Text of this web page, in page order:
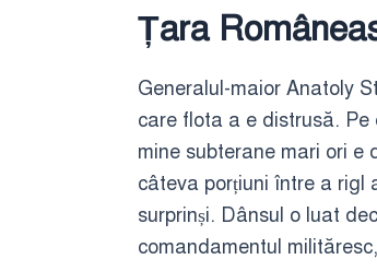
Țara
Generalul-maior Anatoly
care flota a e distrusă.
mine subterane mari ori
câteva porțiuni între a rigl
surprinși. Dânsul o luat
comandamentul